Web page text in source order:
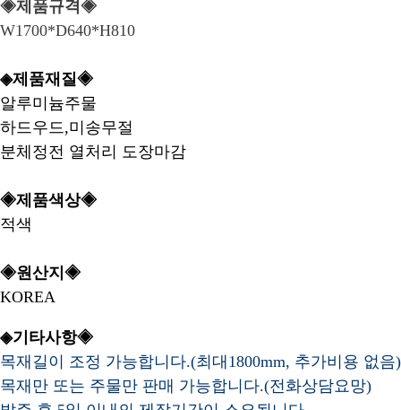
◈제품규격◈
W1700*D640*H810
◈제품재질◈
알루미늄주물
하드우드,미송무절
분체정전 열처리 도장마감
◈제품색상◈
적색
◈원산지◈
KOREA
◈기타사항◈
목재길이 조정 가능합니다.(최대1800mm, 추가비용 없음)
목재만 또는 주물만 판매 가능합니다.(전화상담요망)